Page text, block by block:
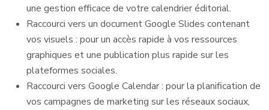
une gestion efficace de votre calendrier éditorial.
Raccourci vers un document Google Slides contenant
vos visuels : pour un accès rapide à vos ressources
graphiques et une publication plus rapide sur les
plateformes sociales.
Raccourci vers Google Calendar : pour la planification de
vos campagnes de marketing sur les réseaux sociaux,